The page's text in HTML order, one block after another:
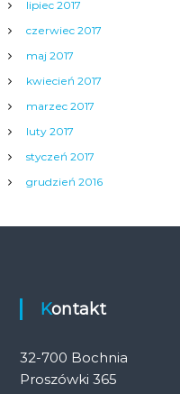
lipiec 2017
czerwiec 2017
maj 2017
kwiecień 2017
marzec 2017
luty 2017
styczeń 2017
grudzień 2016
Kontakt
32-700 Bochnia
Proszówki 365